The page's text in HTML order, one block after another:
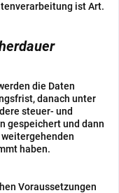
ist Art.
die Daten
danach unter
steuer- und
gespeichert und dann
haben.
Voraussetzungen